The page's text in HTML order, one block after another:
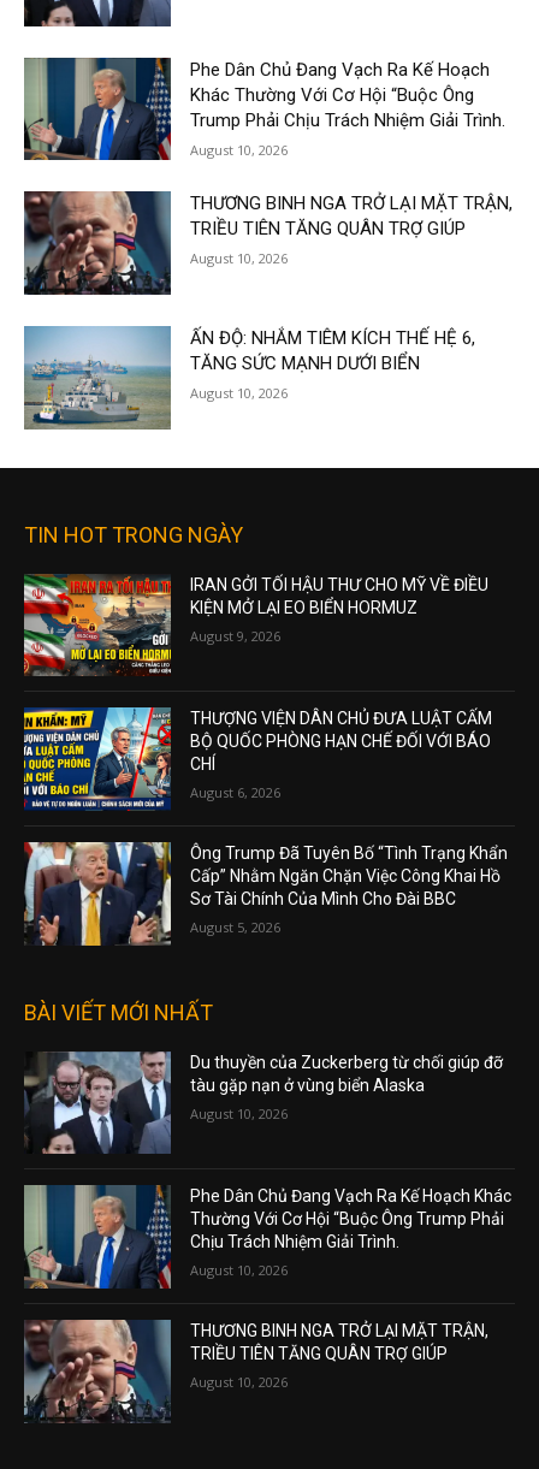
Phe Dân Chủ Đang Vạch Ra Kế Hoạch
Khác Thường Với Cơ Hội “Buộc Ông
Trump Phải Chịu Trách Nhiệm Giải Trình.
August 10, 2026
THƯƠNG BINH NGA TRỞ LẠI MẶT TRẬN,
TRIỀU TIÊN TĂNG QUÂN TRỢ GIÚP
August 10, 2026
ẤN ĐỘ: NHẮM TIÊM KÍCH THẾ HỆ 6,
TĂNG SỨC MẠNH DƯỚI BIỂN
August 10, 2026
TIN HOT TRONG NGÀY
IRAN GỞI TỐI HẬU THƯ CHO MỸ VỀ ĐIỀU
KIỆN MỞ LẠI EO BIỂN HORMUZ
August 9, 2026
THƯỢNG VIỆN DÂN CHỦ ĐƯA LUẬT CẤM
BỘ QUỐC PHÒNG HẠN CHẾ ĐỐI VỚI BÁO
CHÍ
August 6, 2026
Ông Trump Đã Tuyên Bố “Tình Trạng Khẩn
Cấp” Nhằm Ngăn Chặn Việc Công Khai Hồ
Sơ Tài Chính Của Mình Cho Đài BBC
August 5, 2026
BÀI VIẾT MỚI NHẤT
Du thuyền của Zuckerberg từ chối giúp đỡ
tàu gặp nạn ở vùng biển Alaska
August 10, 2026
Phe Dân Chủ Đang Vạch Ra Kế Hoạch Khác
Thường Với Cơ Hội “Buộc Ông Trump Phải
Chịu Trách Nhiệm Giải Trình.
August 10, 2026
THƯƠNG BINH NGA TRỞ LẠI MẶT TRẬN,
TRIỀU TIÊN TĂNG QUÂN TRỢ GIÚP
August 10, 2026